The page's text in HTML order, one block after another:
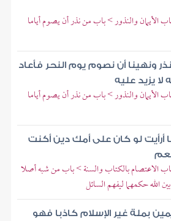
والنذور > باب من نذر أن يصوم أياما
ونهينا أن نصوم يوم النحر فأعاد
يزيد عليه
والنذور > باب من نذر أن يصوم أياما
لو كان على أمك دين أكنت
الاعتصام بالكتاب والسنة > باب من شبه أصلا
الله حكمهما ليفهم السائل
بملة غير الإسلام كاذبا فهو